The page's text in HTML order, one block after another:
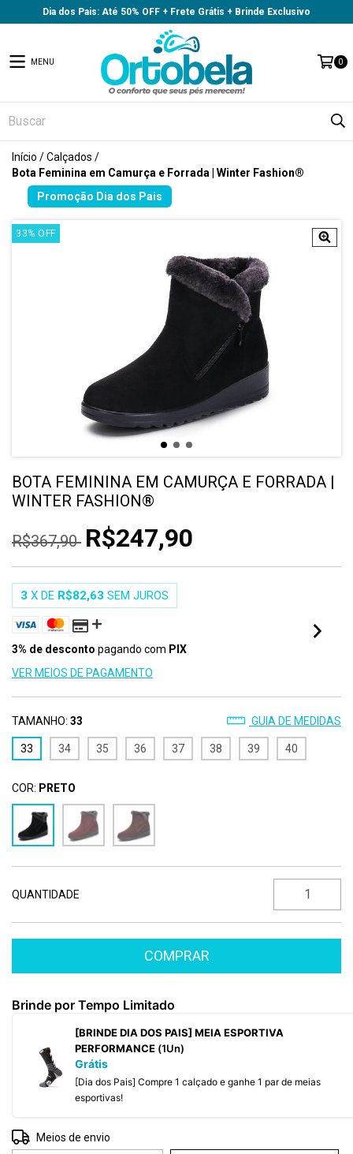
Dia dos Pais: Até 50% OFF + Frete Grátis + Brinde Exclusivo
MENU 0
Início /Calçados /
Bota Feminina em Camurça e Forrada | Winter Fashion®
33% OFF
BOTA FEMININA EM CAMURÇA E FORRADA |
WINTER FASHION®
R$367,90 R$247,90
3 X DE R$82,63 SEM JUROS
3% de desconto pagando com PIX
VER MEIOS DE PAGAMENTO
TAMANHO: 33 GUIA DE MEDIDAS
33 34 35 36 37 38 39 40
COR: PRETO
QUANTIDADE
Brinde por Tempo Limitado
[BRINDE DIA DOS PAIS] MEIA ESPORTIVA
PERFORMANCE (1Un)
Grátis
[Dia dos Pais] Compre 1 calçado e ganhe 1 par de meias
esportivas!
Entregas para o CEP:
Meios de envio